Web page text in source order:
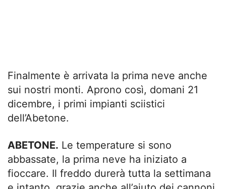
Finalmente è arrivata la prima neve anche
sui nostri monti. Aprono così, domani 21
dicembre, i primi impianti sciistici
dell’Abetone.
ABETONE. Le temperature si sono
abbassate, la prima neve ha iniziato a
fioccare. Il freddo durerà tutta la settimana